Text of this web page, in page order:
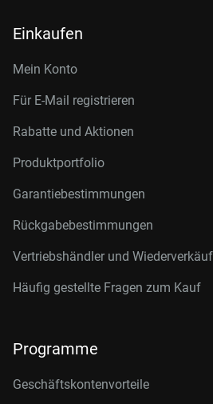
Einkaufen
Mein Konto
Für E-Mail registrieren
Rabatte und Aktionen
Produktportfolio
Garantiebestimmungen
Rückgabebestimmungen
Vertriebshändler und
Häufig gestellte Fragen zum Kauf
Programme
Geschäftskontenvorteile